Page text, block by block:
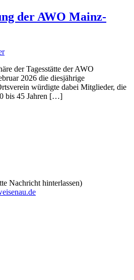
der AWO Mainz-
der Tagesstätte der AWO
2026 die diesjährige
würdigte dabei Mitglieder, die
bis 45 Jahren […]
Nachricht hinterlassen)